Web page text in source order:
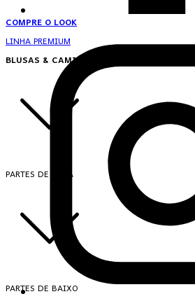
COMPRE O LOOK
LINHA PREMIUM
BLUSAS & CAMISAS
PARTES DE CIMA
PARTES DE BAIXO